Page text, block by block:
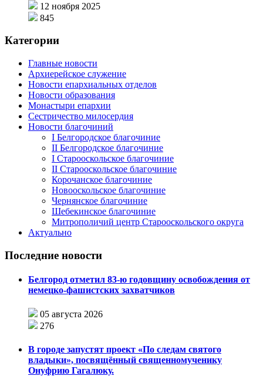
12 ноября 2025
845
Категории
Главные новости
Архиерейское служение
Новости епархиальных отделов
Новости образования
Монастыри епархии
Сестричество милосердия
Новости благочиний
I Белгородское благочиние
II Белгородское благочиние
I Старооскольское благочиние
II Старооскольское благочиние
Корочанское благочиние
Новооскольское благочиние
Чернянское благочиние
Шебекинское благочиние
Митрополичий центр Старооскольского округа
Актуально
Последние новости
Белгород отметил 83-ю годовщину освобождения от
немецко-фашистских захватчиков
05 августа 2026
276
В городе запустят проект «По следам святого
владыки», посвящённый священномученику
Онуфрию Гагалюку.